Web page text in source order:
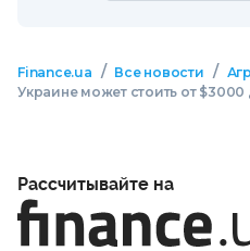
Finance.ua / Все новости /
Украине может стоить от $3000
Рассчитывайте на